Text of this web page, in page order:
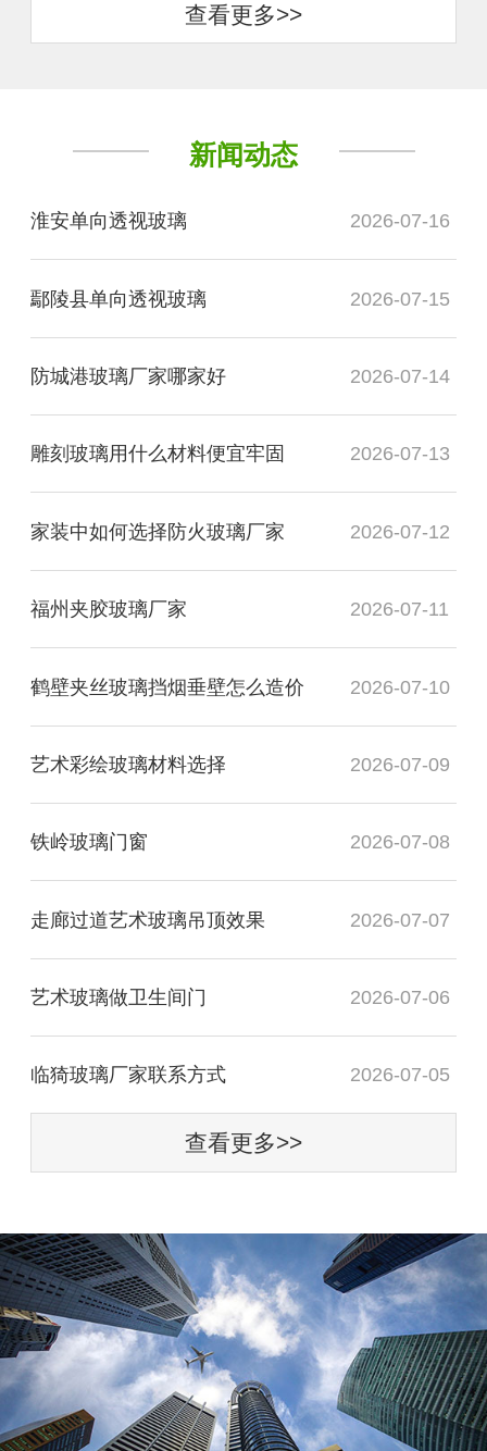
查看更多>>
新闻动态
淮安单向透视玻璃 2026-07-16
鄢陵县单向透视玻璃 2026-07-15
防城港玻璃厂家哪家好 2026-07-14
雕刻玻璃用什么材料便宜牢固 2026-07-13
家装中如何选择防火玻璃厂家 2026-07-12
福州夹胶玻璃厂家 2026-07-11
鹤壁夹丝玻璃挡烟垂壁怎么造价 2026-07-10
艺术彩绘玻璃材料选择 2026-07-09
铁岭玻璃门窗 2026-07-08
走廊过道艺术玻璃吊顶效果 2026-07-07
艺术玻璃做卫生间门 2026-07-06
临猗玻璃厂家联系方式 2026-07-05
查看更多>>